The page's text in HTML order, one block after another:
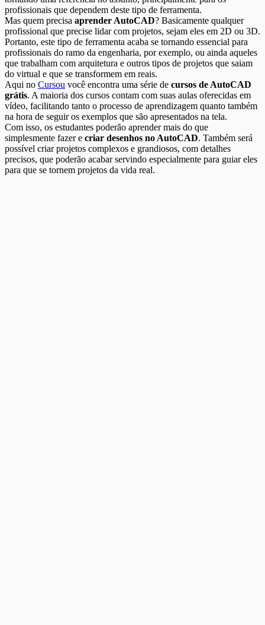
profissionais que dependem deste tipo de ferramenta.
Mas quem precisa aprender AutoCAD? Basicamente qualquer
profissional que precise lidar com projetos, sejam eles em 2D ou 3D.
Portanto, este tipo de ferramenta acaba se tornando essencial para
profissionais do ramo da engenharia, por exemplo, ou ainda aqueles
que trabalham com arquitetura e outros tipos de projetos que saiam
do virtual e que se transformem em reais.
Aqui no Cursou você encontra uma série de cursos de AutoCAD
grátis. A maioria dos cursos contam com suas aulas oferecidas em
vídeo, facilitando tanto o processo de aprendizagem quanto também
na hora de seguir os exemplos que são apresentados na tela.
Com isso, os estudantes poderão aprender mais do que
simplesmente fazer e criar desenhos no AutoCAD. Também será
possível criar projetos complexos e grandiosos, com detalhes
precisos, que poderão acabar servindo especialmente para guiar eles
para que se tornem projetos da vida real.